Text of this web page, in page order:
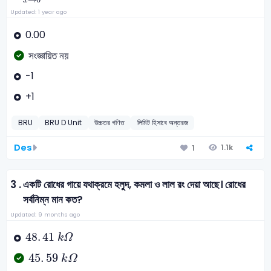
Updated: 1 year ago
0.00
সংজ্ঞায়িত নয়
-1
+1
BRU BRU D Unit উচ্চতর গণিত লিমিট হিসাবে অন্তরজ
Des 1 1.1k
3 .একটি রোধের গায়ে যথাক্রমে হলুদ, কমলা ও লাল রং দেয়া আছে। রোধের
সর্বনিম্ন মান কত?
Updated: 9 months ago
48.41 kΩ
48 41 kΩ
45. 59 kΩ
45 59 kΩ